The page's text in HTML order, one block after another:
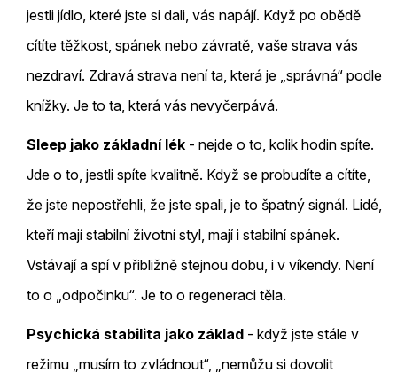
jestli jídlo, které jste si dali, vás napájí. Když po obědě
cítíte těžkost, spánek nebo závratě, vaše strava vás
nezdraví. Zdravá strava není ta, která je „správná“ podle
knížky. Je to ta, která vás nevyčerpává.
Sleep jako základní lék - nejde o to, kolik hodin spíte.
Jde o to, jestli spíte kvalitně. Když se probudíte a cítíte,
že jste nepostřehli, že jste spali, je to špatný signál. Lidé,
kteří mají stabilní životní styl, mají i stabilní spánek.
Vstávají a spí v přibližně stejnou dobu, i v víkendy. Není
to o „odpočinku“. Je to o regeneraci těla.
Psychická stabilita jako základ - když jste stále v
režimu „musím to zvládnout“, „nemůžu si dovolit